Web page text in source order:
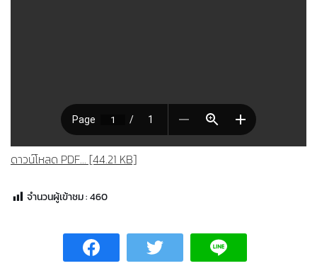
ดาวน์โหลด PDF... [44.21 KB]
จำนวนผู้เข้าชม :460